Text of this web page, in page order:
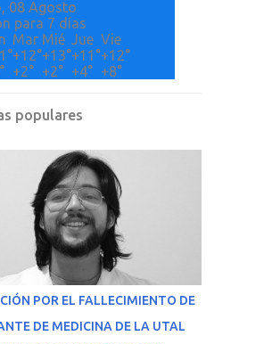
08 Agosto
para 7 días
Mar Mié Jue Vie
+12°+13°+11°+12°
+2° +2° +4° +8°
populares
POR EL FALLECIMIENTO DE
DE MEDICINA DE LA UTAL